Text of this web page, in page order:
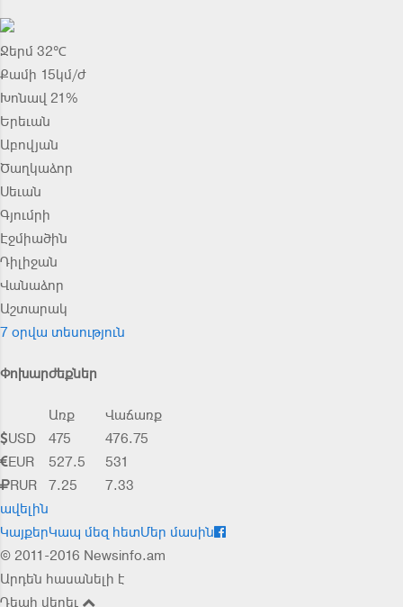
Ջերմ 32℃
Քամի 15կմ/ժ
Խոնավ 21%
Երեւան
Աբովյան
Ծաղկաձոր
Սեւան
Գյումրի
Էջմիածին
Դիլիջան
Վանաձոր
Աշտարակ
7 օրվա տեսություն
Փոխարժեքներ
Առք
Վաճառք
USD
475
476.75
EUR
527.5
531
RUR
7.25
7.33
ավելին
ԿայքերԿապ մեզ հետՄեր մասին
© 2011-2016 Newsinfo.am
Արդեն հասանելի է
Դեպի վերեւ